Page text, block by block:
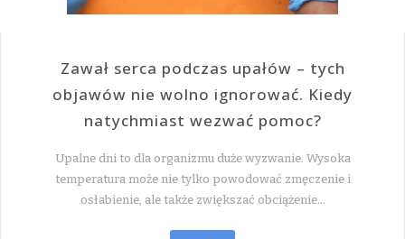
Zawał serca podczas upałów – tych
objawów nie wolno ignorować. Kiedy
natychmiast wezwać pomoc?
Upalne dni to dla organizmu duże wyzwanie. Wysoka
temperatura może nie tylko powodować zmęczenie i
osłabienie, ale także zwiększać obciążenie…